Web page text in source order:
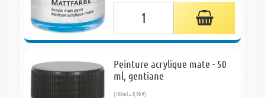
Peinture acrylique mate - 50
ml, gentiane
(100ml = 8,90 €)